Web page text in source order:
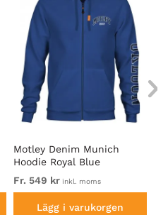
Motley Denim Munich
Hoodie Royal Blue
Fr. 549 kr inkl. moms
Lägg i varukorgen